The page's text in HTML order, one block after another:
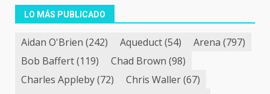
LO MÁS PUBLICADO
Aidan O'Brien (242) Aqueduct(54) Arena (797)
Bob Baffert(119) Chad Brown (98)
Charles Appleby(72) Chris Waller(67)